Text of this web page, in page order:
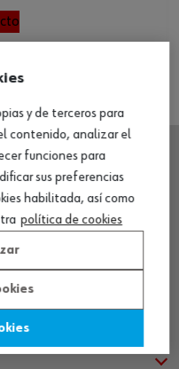
y de terceros para
contenido, analizar el
funciones para
sus preferencias
habilitada, así como
política de cookies